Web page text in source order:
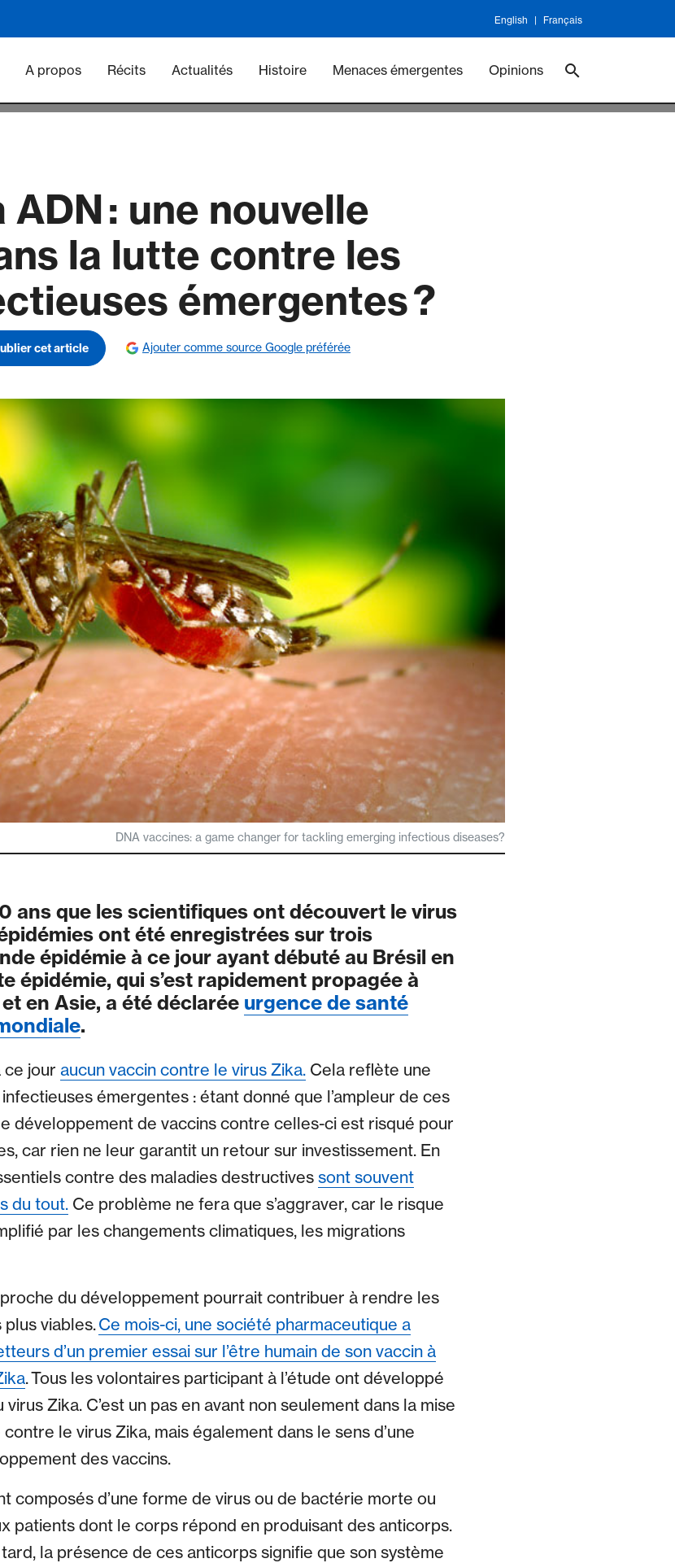
English Français
Main navigation - Vaccineswork
A propos Récits Actualités Histoire Menaces émergentes Opinions
: une nouvelle
la lutte contre les
émergentes ?
cet article Ajouter comme source Google préférée
DNA vaccines: a game changer for tackling emerging infectious diseases?
ans que les scientifiques ont découvert le virus
ont été enregistrées sur trois
épidémie à ce jour ayant débuté au Brésil en
épidémie, qui s’est rapidement propagée à
en Asie, a été déclarée urgence de santé
.
ce jour aucun vaccin contre le virus Zika.Cela reflète une
émergentes : étant donné que l’ampleur de ces
développement de vaccins contre celles-ci est risqué pour
car rien ne leur garantit un retour sur investissement. En
contre des maladies destructives sont souvent
du tout.Ce problème ne fera que s’aggraver, car le risque
par les changements climatiques, les migrations
du développement pourrait contribuer à rendre les
viables.Ce mois-ci, une société pharmaceutique a
d’un premier essai sur l’être humain de son vaccin à
. Tous les volontaires participant à l’étude ont développé
Zika. C’est un pas en avant non seulement dans la mise
le virus Zika, mais également dans le sens d’une
des vaccins.
composés d’une forme de virus ou de bactérie morte ou
patients dont le corps répond en produisant des anticorps.
la présence de ces anticorps signifie que son système